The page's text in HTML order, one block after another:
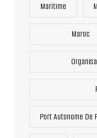
Maritime
Maroc
Port Autonome De